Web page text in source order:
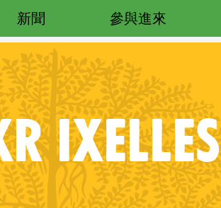
參與進來
新聞
IXELLES